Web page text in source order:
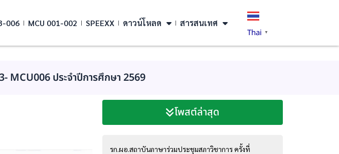
006 MCU 001-002 SPEEXX ดาวน์โหลด สารสนเทศ
Thai ▼
MCU006 ประจำปีการศึกษา 2569
โพสต์ล่าสุด
รก.ผอ.สถาบันภาษาร่วมประชุมสภาวิชาการ ครั้งที่